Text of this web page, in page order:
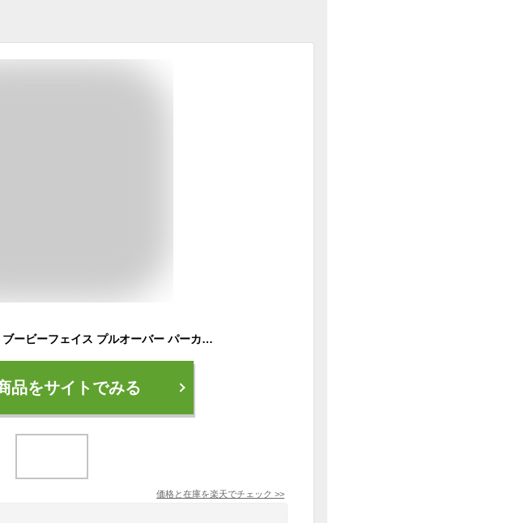
CHUMS（チャムス） ブービーフェイス プルオーバー パーカー フーディ スウェット スエット メンズ レディース アメカジ ストリート 裏起毛 人気 定番 アウトドア キャンプ 山登り 登山 釣り 自転車 XL 大きい サイズ ペンギン ブービーバード 動物 黒 【CH00-1303】
品をサイトでみる
価格と在庫を楽天でチェック >>